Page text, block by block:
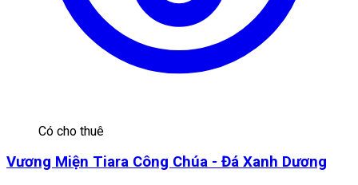
Có cho thuê
Vương Miện Tiara Công Chúa - Đá Xanh Dương